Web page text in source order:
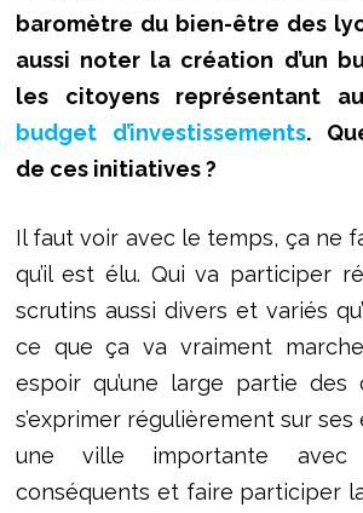
baromètre du bien-être des
aussi noter la création d’un
les citoyens représentant
budget d’investissements.
de ces initiatives ?
Il faut voir avec le temps, ça ne
qu’il est élu. Qui va participer
scrutins aussi divers et variés
ce que ça va vraiment
espoir qu’une large partie des
s’exprimer régulièrement sur
une ville importante avec
conséquents et faire participer